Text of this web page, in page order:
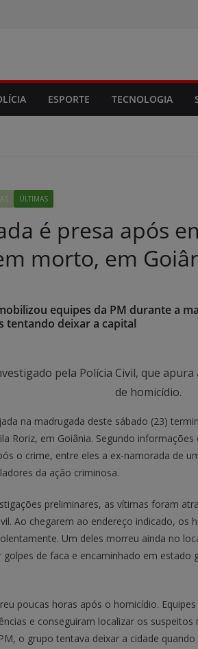
ESPORTE TECNOLOGIA
ÚLTIMAS
é presa após
morto, em
equipes da PM durante a
tentando deixar a capital
pela Polícia Civil, que
de homicídio.
na madrugada deste sábado (23)
Roriz, em Goiânia. Segundo
o crime, entre eles a ex-namorada de
da ação criminosa.
preliminares, as vítimas foram
Ao chegarem ao endereço indicado, os
Um deles morreu ainda no
de faca e encaminhado em estado
poucas horas após o homicídio.
e conseguiram localizar os
o grupo tentava deixar a cidade